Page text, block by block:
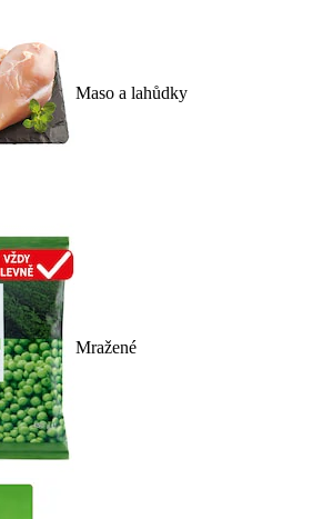
Maso a lahůdky
Mražené